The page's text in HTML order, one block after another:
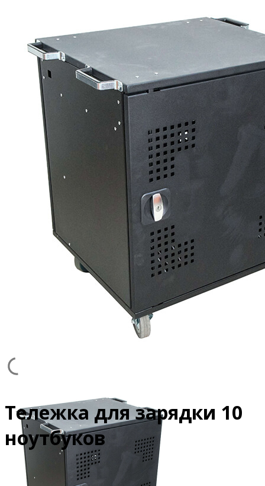
Тележка для зарядки 10
ноутбуков